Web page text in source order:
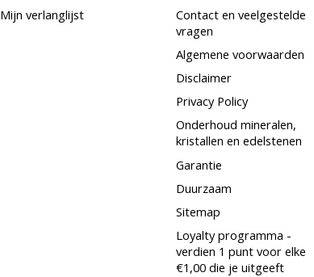
Mijn verlanglijst
Contact en veelgestelde
vragen
Algemene voorwaarden
Disclaimer
Privacy Policy
Onderhoud mineralen,
kristallen en edelstenen
Garantie
Duurzaam
Sitemap
Loyalty programma -
verdien 1 punt voor elke
€1,00 die je uitgeeft